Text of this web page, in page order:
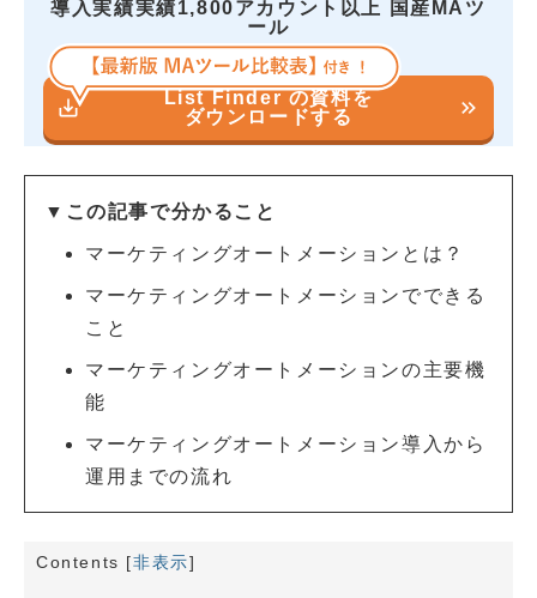
導入実績実績1,800アカウント以上 国産MAツ
ール
save_alt
List Finder の資料を
ダウンロードする
keyboard_double_arrow_right
▼この記事で分かること
マーケティングオートメーションとは？
マーケティングオートメーションでできる
こと
マーケティングオートメーションの主要機
能
マーケティングオートメーション導入から
運用までの流れ
Contents [非表示]